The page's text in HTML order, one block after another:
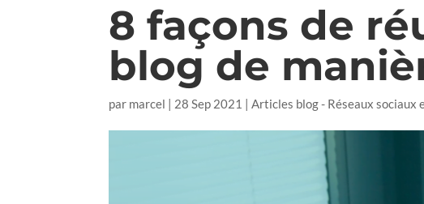
8 façons de
blog de
par marcel | 28 Sep 2021 |Articles blog - Réseaux sociaux